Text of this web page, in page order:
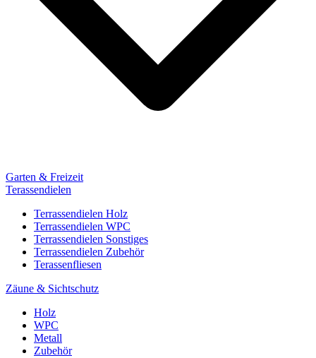
Garten & Freizeit
Terassendielen
Terrassendielen Holz
Terrassendielen WPC
Terrassendielen Sonstiges
Terrassendielen Zubehör
Terassenfliesen
Zäune & Sichtschutz
Holz
WPC
Metall
Zubehör